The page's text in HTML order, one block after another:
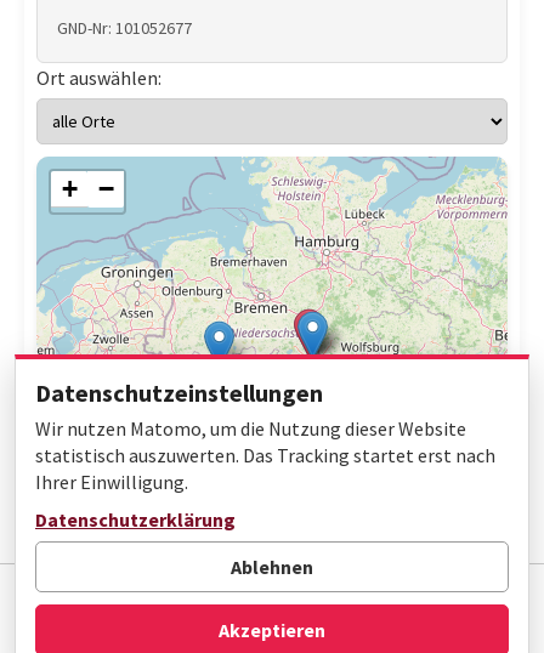
GND-Nr: 101052677
Ort auswählen:
+ −
Impressum Datenschutz
Barrierefreiheit
© Gottfried Wilhelm Leibniz Bibliothek
Datenschutzeinstellungen
Wir nutzen Matomo, um die Nutzung dieser Website
statistisch auszuwerten. Das Tracking startet erst nach
Ihrer Einwilligung.
Datenschutzerklärung
Ablehnen
Akzeptieren